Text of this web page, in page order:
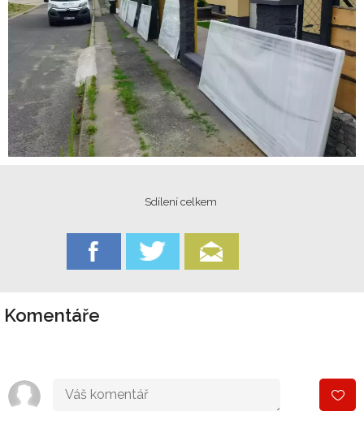
Sdílení celkem
Komentáře